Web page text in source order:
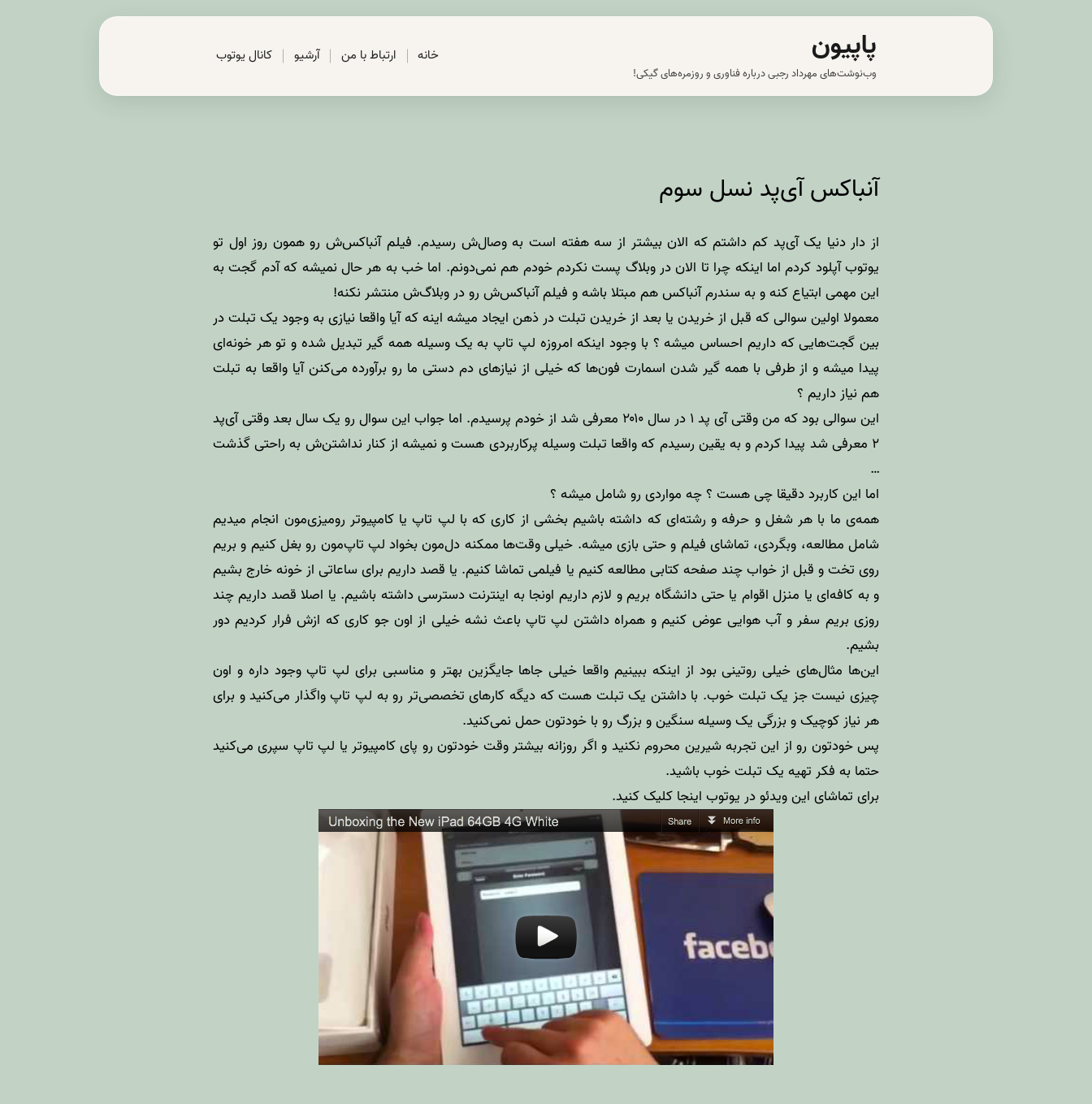
پاپیون
وب‌نوشت‌های مهرداد رجبی درباره فناوری و روزمره‌های گیکی!
خانه ارتباط با من آرشیو کانال یوتوب
آنباکس آی‌پد نسل سوم
از دار دنیا یکآی‌پد کم داشتم که الان بیشتر از سه هفته است به وصال‌ش رسیدم. فیلم آنباکس‌ش رو همون روز اول تو
یوتوب آپلود کردم اما اینکه چرا تا الان در وبلاگ پست نکردم خودم هم نمی‌دونم. اما خب به هر حال نمیشه که آدم گجت به
این مهمی ابتیاع کنه و به سندرم آنباکس هم مبتلا باشه و فیلم آنباکس‌ش رو در وبلاگ‌ش منتشر نکنه!
معمولا اولین سوالی که قبل از خریدن یا بعد از خریدن تبلت در ذهن ایجاد میشه اینه که آیا واقعا نیازی به وجود یک تبلت در
بین گجت‌هایی که داریم احساس میشه ؟ با وجود اینکه امروزه لپ تاپ به یک وسیله همه گیر تبدیل شده و تو هر خونه‌ای
پیدا میشه و از طرفی با همه گیر شدن اسمارت فون‌ها که خیلی از نیازهای دم دستی ما رو برآورده می‌کنن آیا واقعا به تبلت
هم نیاز داریم ؟
این سوالی بود که من وقتی آی پد ۱ در سال ۲۰۱۰ معرفی شد از خودم پرسیدم. اما جواب این سوال رو یک سال بعد وقتی آی‌پد
۲ معرفی شد پیدا کردم و به یقین رسیدم که واقعا تبلت وسیله پرکاربردی هست و نمیشه از کنار نداشتن‌‌ش به راحتی گذشت
…
اما این کاربرد دقیقا چی هست ؟ چه مواردی رو شامل میشه ؟
همه‌ی ما با هر شغل و حرفه و رشته‌ای که داشته باشیم بخشی از کاری که با لپ تاپ یا کامپیوتر رومیزی‌مون انجام میدیم
شامل مطالعه، وبگردی، تماشای فیلم و حتی بازی میشه. خیلی وقت‌ها ممکنه دل‌مون بخواد لپ تاپ‌مون رو بغل کنیم و بریم
روی تخت و قبل از خواب چند صفحه کتابی مطالعه کنیم یا فیلمی تماشا کنیم. یا قصد داریم برای ساعاتی از خونه خارج بشیم
و به کافه‌ای یا منزل اقوام یا حتی دانشگاه بریم و لازم داریم اونجا به اینترنت دسترسی داشته باشیم. یا اصلا قصد داریم چند
روزی بریم سفر و آب هوایی عوض کنیم و همراه داشتن لپ تاپ باعث نشه خیلی از اون جو کاری که ازش فرار کردیم دور
بشیم.
این‌ها مثال‌های خیلی روتینی بود از اینکه ببینیم واقعا خیلی جاها جایگزین بهتر و مناسبی برای لپ تاپ وجود داره و اون
چیزی نیست جز یک تبلت خوب. با داشتن یک تبلت هست که دیگه کارهای تخصصی‌تر رو به لپ تاپ واگذار می‌کنید و برای
هر نیاز کوچیک و بزرگی یک وسیله سنگین و بزرگ رو با خودتون حمل نمی‌کنید.
پس خودتون رو از این تجربه شیرین محروم نکنید و اگر روزانه بیشتر وقت خودتون رو پای کامپیوتر یا لپ تاپ سپری می‌کنید
حتما به فکر تهیه یک تبلت خوب باشید.
برای تماشای این ویدئو در یوتوب اینجا کلیک کنید.